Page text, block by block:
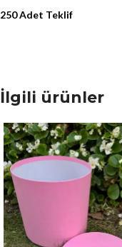
250 Adet Teklif
İlgili ürünler